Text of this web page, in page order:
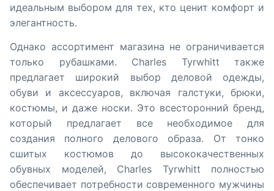
идеальным выбором для тех, кто ценит комфорт и
элегантность.
Однако ассортимент магазина не ограничивается
только рубашками. Charles Tyrwhitt также
предлагает широкий выбор деловой одежды,
обуви и аксессуаров, включая галстуки, брюки,
костюмы, и даже носки. Это всесторонний бренд,
который предлагает все необходимое для
создания полного делового образа. От тонко
сшитых костюмов до высококачественных
обувных моделей, Charles Tyrwhitt полностью
обеспечивает потребности современного мужчины